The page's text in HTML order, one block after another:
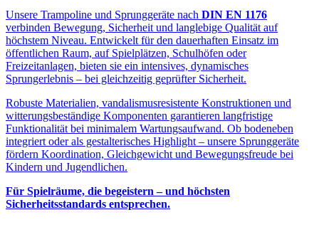
Unsere Trampoline und Sprunggeräte nach DIN EN 1176
verbinden Bewegung, Sicherheit und langlebige Qualität auf
höchstem Niveau. Entwickelt für den dauerhaften Einsatz im
öffentlichen Raum, auf Spielplätzen, Schulhöfen oder
Freizeitanlagen, bieten sie ein intensives, dynamisches
Sprungerlebnis – bei gleichzeitig geprüfter Sicherheit.
Robuste Materialien, vandalismusresistente Konstruktionen und
witterungsbeständige Komponenten garantieren langfristige
Funktionalität bei minimalem Wartungsaufwand. Ob bodeneben
integriert oder als gestalterisches Highlight – unsere Sprunggeräte
fördern Koordination, Gleichgewicht und Bewegungsfreude bei
Kindern und Jugendlichen.
Für Spielräume, die begeistern – und höchsten
Sicherheitsstandards entsprechen.